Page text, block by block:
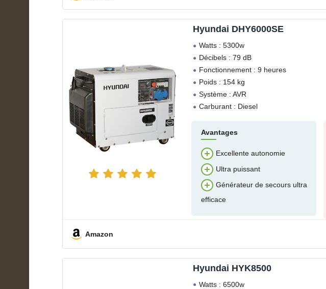
Hyundai DHY6000SE
Watts : 5300w
Décibels : 79 dB
Fonctionnement : 9 heures
Poids : 154 kg
Système : AVR
Carburant : Diesel
Avantages
Excellente autonomie
Ultra puissant
Générateur de secours ultra
efficace
Amazon
Hyundai HYK8500
Watts : 6500w